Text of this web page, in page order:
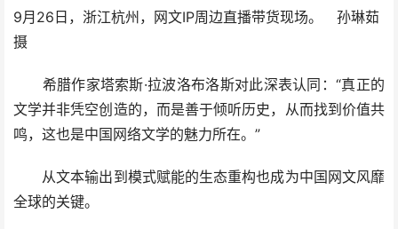
9月26日，浙江杭州，网文IP周边直播带货现场。 孙琳茹
摄
希腊作家塔索斯·拉波洛布洛斯对此深表认同：“真正的
文学并非凭空创造的，而是善于倾听历史，从而找到价值共
鸣，这也是中国网络文学的魅力所在。”
从文本输出到模式赋能的生态重构也成为中国网文风靡
全球的关键。